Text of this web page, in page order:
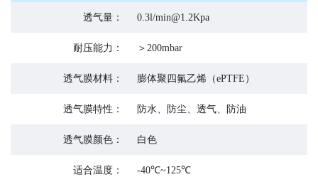
透气量： 0.3l/min@1.2Kpa
耐压能力： ＞200mbar
透气膜材料： 膨体聚四氟乙烯（ePTFE）
透气膜特性： 防水、防尘、透气、防油
透气膜颜色： 白色
适合温度： -40℃~125℃